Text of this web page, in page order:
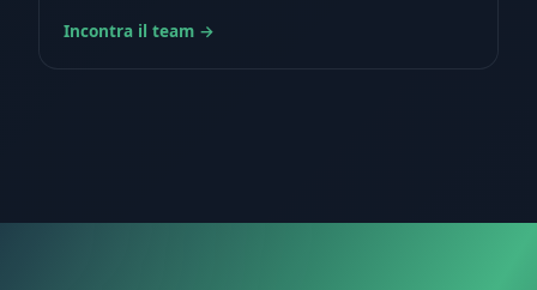
Incontra il team →